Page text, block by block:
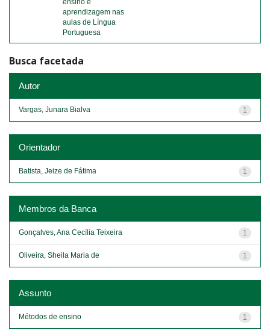
ensino e
aprendizagem nas
aulas de Língua
Portuguesa
Busca facetada
Autor
1
Vargas, Junara Bialva
Orientador
1
Batista, Jeize de Fátima
Membros da Banca
1
Gonçalves, Ana Cecília Teixeira
1
Oliveira, Sheila Maria de
Assunto
1
Métodos de ensino